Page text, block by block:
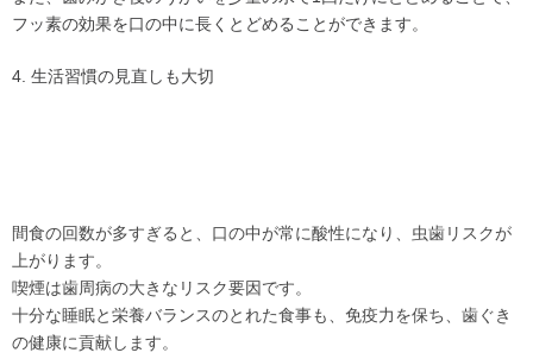
フッ素の効果を口の中に長くとどめることができます。
4. 生活習慣の見直しも大切
間食の回数が多すぎると、口の中が常に酸性になり、虫歯リスクが
上がります。
喫煙は歯周病の大きなリスク要因です。
十分な睡眠と栄養バランスのとれた食事も、免疫力を保ち、歯ぐき
の健康に貢献します。